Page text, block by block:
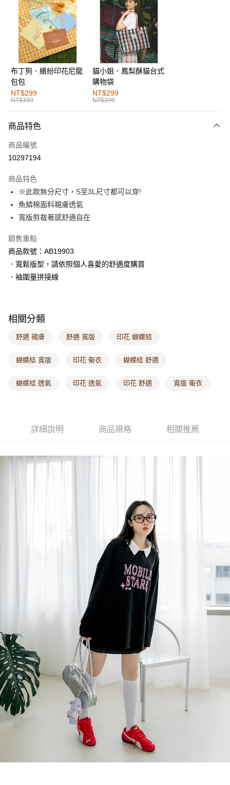
超商取貨付款
LINE Pay
街口支付
運送方式
全家取貨付款
每筆NT$60，滿NT$1,000(含以上)免運費
付款後全家取貨
萊爾富取貨付款
付款後萊爾富取貨
每筆NT$60，滿NT$1,000(含以上)免運費
7-11取貨付款
每筆NT$60，滿NT$1,000(含以上)免運費
付款後7-11取貨
每筆NT$60，滿NT$1,000(含以上)免運費
付款後門市自取
每筆NT$60，滿NT$1,000(含以上)免運費
布丁狗．繽紛印花尼龍
包包
NT$299
NT$399
貓小姐．鳳梨酥貓台式
購物袋
NT$299
NT$399
商品特色
商品編號
10297194
商品特色
※此款無分尺寸，S至3L尺寸都可以穿!
魚鱗棉面料親膚透氣
寬版剪裁著感舒適自在
銷售重點
商品款號：AB19903
．寬鬆版型，請依照個人喜愛的舒適度購買
．袖圍量拼接線
相關分類
舒適 親膚 舒適 寬版 印花 蝴蝶結
蝴蝶結 寬版 印花 衛衣 蝴蝶結 舒適
蝴蝶結 透氣 印花 透氣 印花 舒適 寬版 衛衣
詳細說明 商品規格 相關推薦